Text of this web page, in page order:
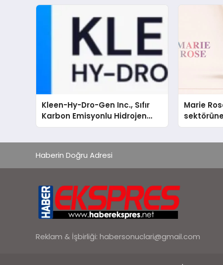
Kleen-Hy-Dro-Gen Inc., Sıfır
Karbon Emisyonlu Hidrojen
Isıtma Teknolojisinde ISO ve
Marie
Haberin Doğru Adresi
Reklam & İşbirliği: habersonuclari@gmail.com